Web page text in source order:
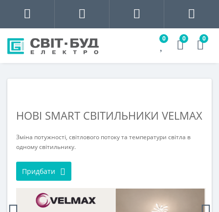
0 0 0
НОВІ SMART СВІТИЛЬНИКИ VELMAX
Зміна потужності, світлового потоку та температури світла в
одному світильнику.
Придбати